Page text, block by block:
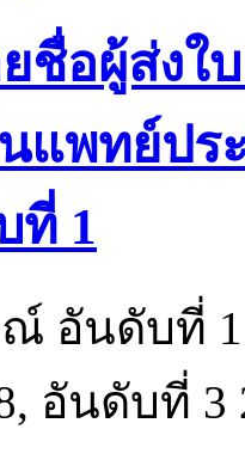
ชื่อผู้ส่งใ
แพทย์ปร
ที่ 1
อันดับที่ 1
อันดับที่ 3